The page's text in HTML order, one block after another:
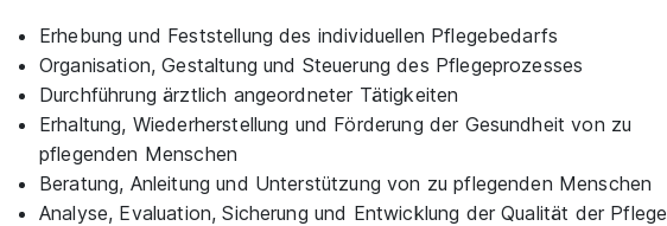
Erhebung und Feststellung des individuellen Pflegebedarfs
Organisation, Gestaltung und Steuerung des Pflegeprozesses
Durchführung ärztlich angeordneter Tätigkeiten
Erhaltung, Wiederherstellung und Förderung der Gesundheit von zu
pflegenden Menschen
Beratung, Anleitung und Unterstützung von zu pflegenden Menschen
Analyse, Evaluation, Sicherung und Entwicklung der Qualität der Pflege